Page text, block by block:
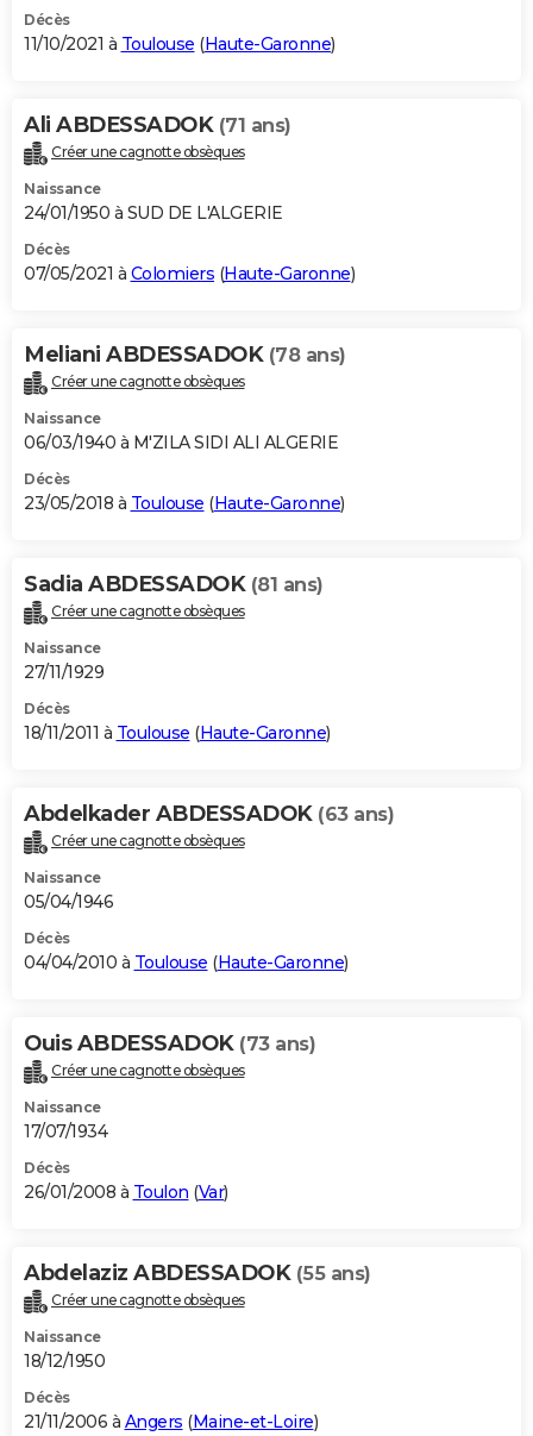
Décès
11/10/2021 à Toulouse (Haute-Garonne)
Ali ABDESSADOK (71 ans)
Créer une cagnotte obsèques
Naissance
24/01/1950 à SUD DE L'ALGERIE
Décès
07/05/2021 à Colomiers (Haute-Garonne)
Meliani ABDESSADOK (78 ans)
Créer une cagnotte obsèques
Naissance
06/03/1940 à M'ZILA SIDI ALI ALGERIE
Décès
23/05/2018 à Toulouse (Haute-Garonne)
Sadia ABDESSADOK (81 ans)
Créer une cagnotte obsèques
Naissance
27/11/1929
Décès
18/11/2011 à Toulouse (Haute-Garonne)
Abdelkader ABDESSADOK (63 ans)
Créer une cagnotte obsèques
Naissance
05/04/1946
Décès
04/04/2010 à Toulouse (Haute-Garonne)
Ouis ABDESSADOK (73 ans)
Créer une cagnotte obsèques
Naissance
17/07/1934
Décès
26/01/2008 à Toulon (Var)
Abdelaziz ABDESSADOK (55 ans)
Créer une cagnotte obsèques
Naissance
18/12/1950
Décès
21/11/2006 à Angers (Maine-et-Loire)